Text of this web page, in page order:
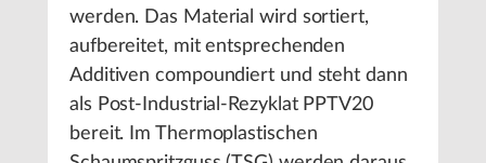
werden. Das Material wird sortiert,
aufbereitet, mit entsprechenden
Additiven compoundiert und steht dann
als Post-Industrial-Rezyklat PPTV20
bereit. Im Thermoplastischen